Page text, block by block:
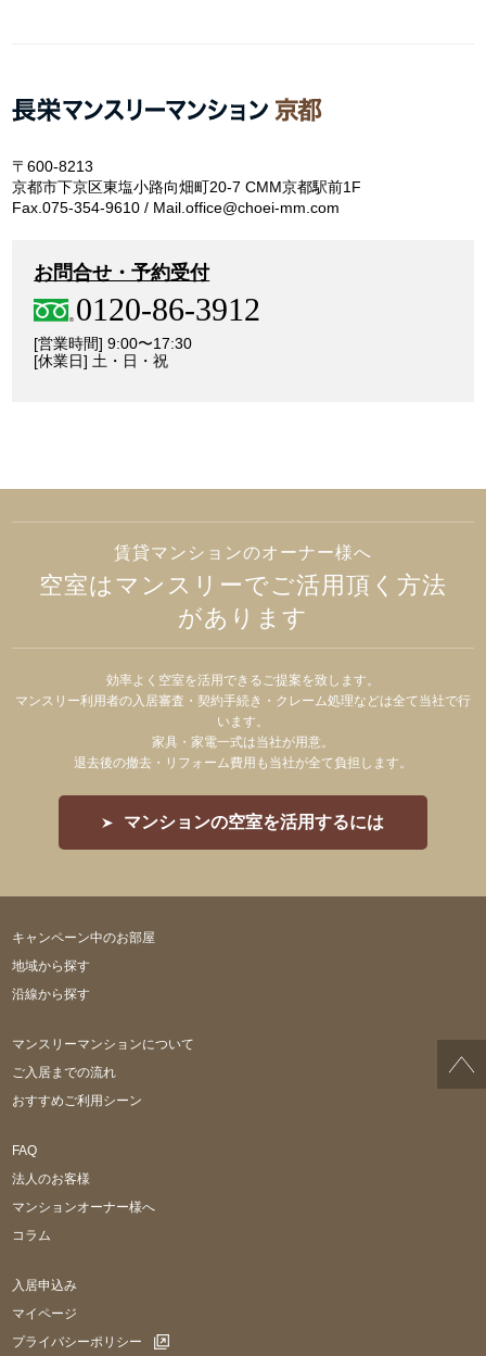
〒600-8213
京都市下京区東塩小路向畑町20-7 CMM京都駅前1F
Fax.075-354-9610 / Mail.office@choei-mm.com
お問合せ・予約受付
0120-86-3912
[営業時間] 9:00〜17:30
[休業日] 土・日・祝
賃貸マンションのオーナー様へ
空室はマンスリーでご活用頂く方法
があります
効率よく空室を活用できるご提案を致します。
マンスリー利用者の入居審査・契約手続き・クレーム処理などは全て当社で行
います。
家具・家電一式は当社が用意。
退去後の撤去・リフォーム費用も当社が全て負担します。
マンションの空室を活用するには
キャンペーン中のお部屋
地域から探す
沿線から探す
マンスリーマンションについて
ご入居までの流れ
おすすめご利用シーン
FAQ
法人のお客様
マンションオーナー様へ
コラム
入居申込み
マイページ
プライバシーポリシー